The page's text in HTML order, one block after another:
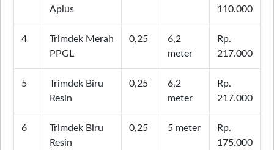
Aplus
110.000
4
Trimdek Merah
PPGL
0,25
6,2
meter
Rp.
217.000
5
Trimdek Biru
Resin
0,25
6,2
meter
Rp.
217.000
6
Trimdek Biru
Resin
0,25 5 meter
Rp.
175.000